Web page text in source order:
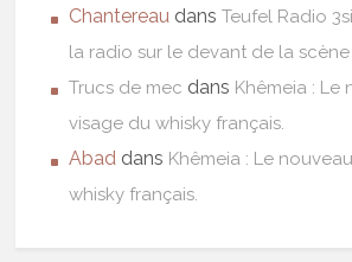
Chantereau dansTeufel Radio
la radio sur le devant de la scène
Trucs de mec dans Khêmeia : Le
visage du whisky français.
Abad dans Khêmeia : Le
whisky français.